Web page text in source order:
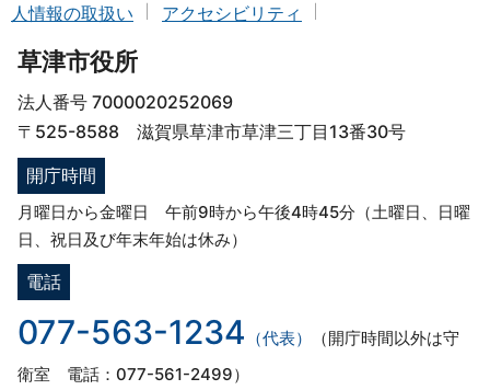
人情報の取扱い
アクセシビリティ
草津市役所
法人番号 7000020252069
〒525-8588 滋賀県草津市草津三丁目13番30号
開庁時間
月曜日から金曜日 午前9時から午後4時45分（土曜日、日曜
日、祝日及び年末年始は休み）
電話
077-563-1234 （代表）
（開庁時間以外は守
衛室 電話：077-561-2499）